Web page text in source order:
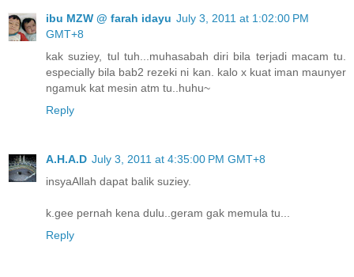
ibu MZW @ farah idayu July 3, 2011 at 1:02:00 PM
GMT+8
kak suziey, tul tuh...muhasabah diri bila terjadi macam tu.
especially bila bab2 rezeki ni kan. kalo x kuat iman maunyer
ngamuk kat mesin atm tu..huhu~
Reply
A.H.A.D July 3, 2011 at 4:35:00 PM GMT+8
insyaAllah dapat balik suziey.
k.gee pernah kena dulu..geram gak memula tu...
Reply